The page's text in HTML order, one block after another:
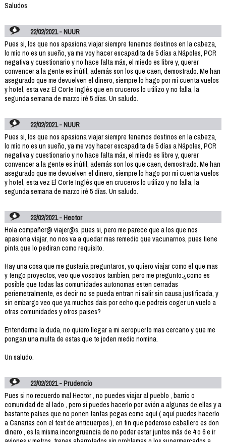
Saludos
22/02/2021 - NUUR
Pues si, los que nos apasiona viajar siempre tenemos destinos en la cabeza,
lo mío no es un sueño, ya me voy hacer escapadita de 5 días a Nápoles, PCR
negativa y cuestionario y no hace falta más, el miedo es libre y, querer
convencer a la gente es inútil, además son los que caen, demostrado. Me han
asegurado que me devuelven el dinero, siempre lo hago por mi cuenta vuelos
y hotel, esta vez El Corte Inglés que en cruceros lo utilizo y no falla, la
segunda semana de marzo iré 5 días. Un saludo.
22/02/2021 - NUUR
Pues si, los que nos apasiona viajar siempre tenemos destinos en la cabeza,
lo mío no es un sueño, ya me voy hacer escapadita de 5 días a Nápoles, PCR
negativa y cuestionario y no hace falta más, el miedo es libre y, querer
convencer a la gente es inútil, además son los que caen, demostrado. Me han
asegurado que me devuelven el dinero, siempre lo hago por mi cuenta vuelos
y hotel, esta vez El Corte Inglés que en cruceros lo utilizo y no falla, la
segunda semana de marzo iré 5 días. Un saludo.
23/02/2021 - Hector
Hola compañer@ viajer@s, pues si, pero me parece que a los que nos
apasiona viajar, no nos va a quedar mas remedio que vacunarnos, pues tiene
pinta que lo pediran como requisito.
Hay una cosa que me gustaria preguntaros, yo quiero viajar como el que mas
y tengo proyectos, veo que vosotros tambien, pero me pregunto:¿como es
posible que todas las comunidades autonomas esten cerradas
periemetralmente, es decir no se pueda entran ni salir sin causa justificada, y
sin embargo veo que ya muchos dais por echo que podreis coger un vuelo a
otras comunidades y otros paises?
Entenderme la duda, no quiero llegar a mi aeropuerto mas cercano y que me
pongan una multa de estas que te joden medio nomina.
Un saludo.
23/02/2021 - Prudencio
Pues si no recuerdo mal Hector , no puedes viajar al pueblo , barrio o
comunidad de al lado , pero si puedes hacerlo por avión a algunas de ellas y a
bastante países que no ponen tantas pegas como aquí ( aquí puedes hacerlo
a Canarias con el text de anticuerpos ), en fin que poderoso caballero es don
dinero , es la misma incongruencia de no poder estar juntos más de 4 o 6 e ir